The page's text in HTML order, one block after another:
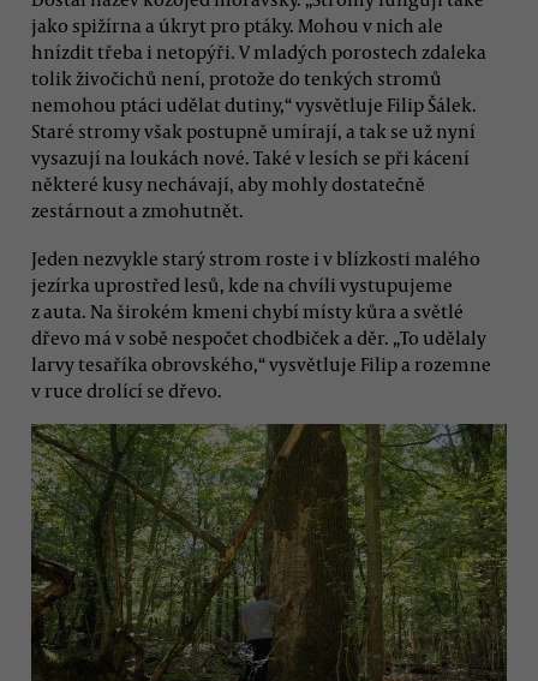
jako spižírna a úkryt pro ptáky. Mohou v nich ale
hnízdit třeba i netopýři. V mladých porostech zdaleka
tolik živočichů není, protože do tenkých stromů
nemohou ptáci udělat dutiny,“ vysvětluje Filip Šálek.
Staré stromy však postupně umírají, a tak se už nyní
vysazují na loukách nové. Také v lesích se při kácení
některé kusy nechávají, aby mohly dostatečně
zestárnout a zmohutnět.
Jeden nezvykle starý strom roste i v blízkosti malého
jezírka uprostřed lesů, kde na chvíli vystupujeme
z auta. Na širokém kmeni chybí místy kůra a světlé
dřevo má v sobě nespočet chodbiček a děr. „To udělaly
larvy tesaříka obrovského,“ vysvětluje Filip a rozemne
v ruce drolící se dřevo.